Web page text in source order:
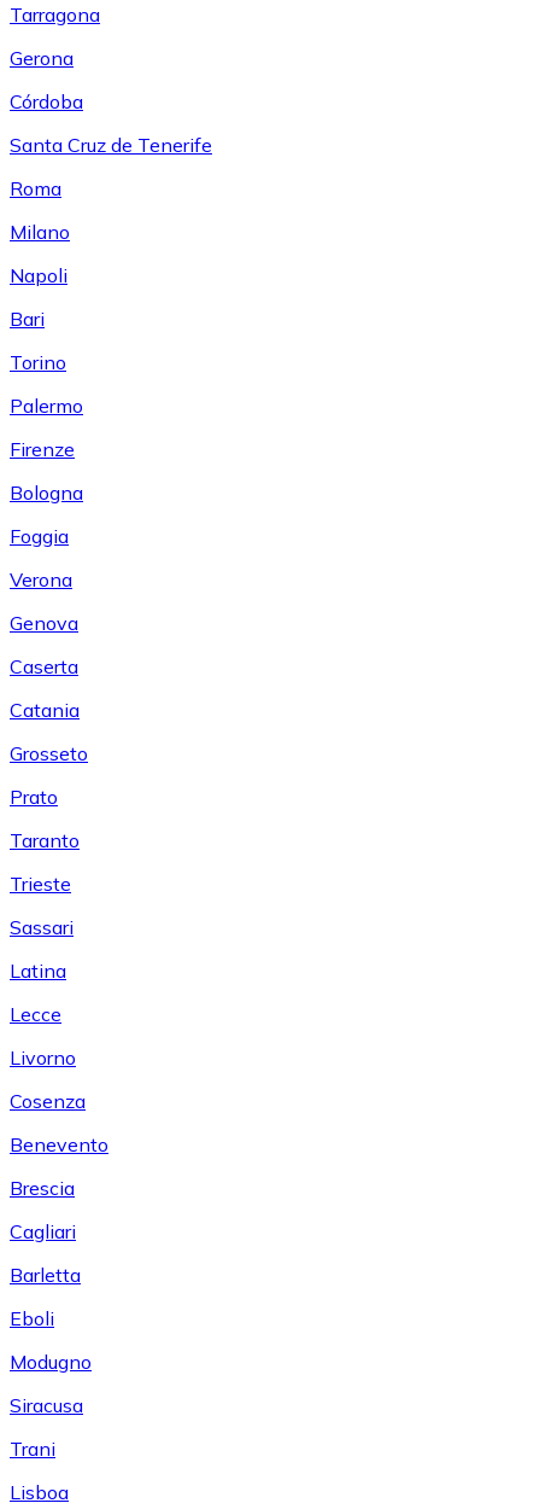
Tarragona
Gerona
Córdoba
Santa Cruz de Tenerife
Roma
Milano
Napoli
Bari
Torino
Palermo
Firenze
Bologna
Foggia
Verona
Genova
Caserta
Catania
Grosseto
Prato
Taranto
Trieste
Sassari
Latina
Lecce
Livorno
Cosenza
Benevento
Brescia
Cagliari
Barletta
Eboli
Modugno
Siracusa
Trani
Lisboa